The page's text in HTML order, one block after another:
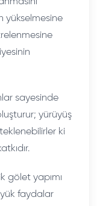
yükselmesine
sayesinde
yürüyüş
ki
gölet yapımı
faydalar